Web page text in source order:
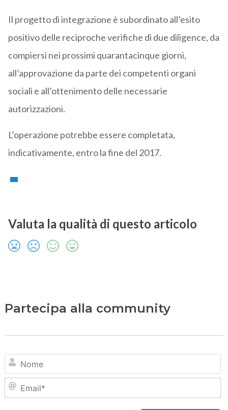
Il progetto di integrazione è subordinato all’esito
positivo delle reciproche verifiche di due diligence, da
compiersi nei prossimi quarantacinque giorni,
all’approvazione da parte dei competenti organi
sociali e all’ottenimento delle necessarie
autorizzazioni.
L’operazione potrebbe essere completata,
indicativamente, entro la fine del 2017.
Valuta la qualità di questo articolo
Partecipa alla community